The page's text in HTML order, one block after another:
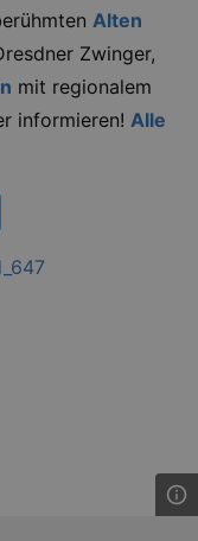
Alten
Zwinger,
mit regionalem
informieren! Alle